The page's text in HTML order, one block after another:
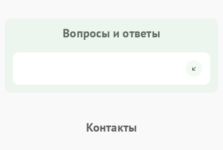
Вопросы и ответы
Контакты